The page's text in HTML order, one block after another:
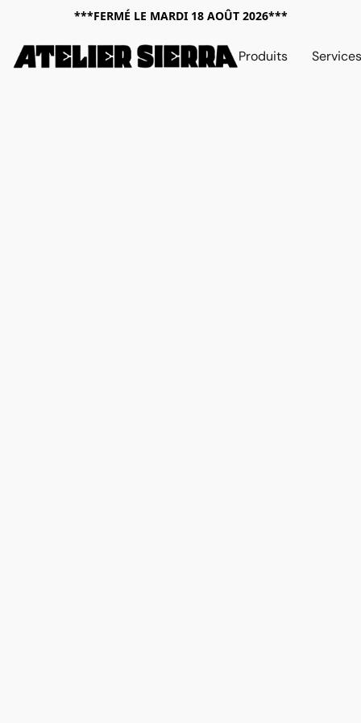
***FERMÉ LE MARDI 18 AOÛT 2026***
Produits Services